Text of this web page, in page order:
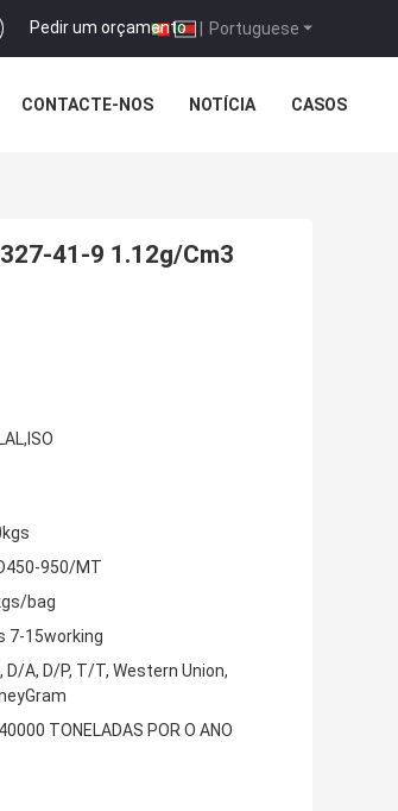
Portuguese
Pedir um orçamento |
CONTACTE-NOS NOTÍCIA CASOS
41-9 1.12g/Cm3
950/MT
bag
7-15working
D/A, D/P, T/T, Western Union,
TONELADAS POR O ANO